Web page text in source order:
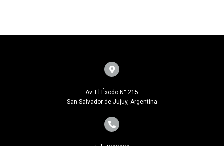
Av. El Éxodo N° 215
San Salvador de Jujuy, Argentina